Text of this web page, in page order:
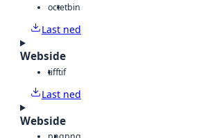
octetbin
Last ned
Webside
tifftif
Last ned
Webside